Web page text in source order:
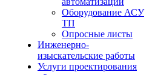
Оборудование АСУ
ТП
Опросные листы
Инженерно-
изыскательские работы
Услуги проектирования